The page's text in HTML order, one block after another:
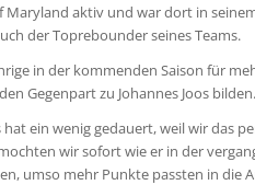
Maryland aktiv und war dort in
der Toprebounder seines Teams.
in der kommenden Saison für
Gegenpart zu Johannes Joos bilden.
hat ein wenig gedauert, weil wir das
wir sofort wie er in der
umso mehr Punkte passten in die